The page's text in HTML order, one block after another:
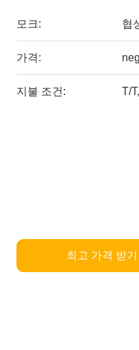
모크: 협
가격:
지불 조건: T/
최고 가격 받기